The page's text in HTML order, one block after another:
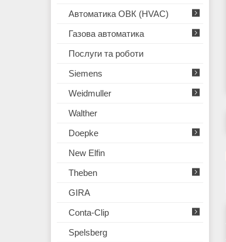
Автоматика ОВК (HVAC)
Газова автоматика
Послуги та роботи
Siemens
Weidmuller
Walther
Doepke
New Elfin
Theben
GIRA
Conta-Clip
Spelsberg